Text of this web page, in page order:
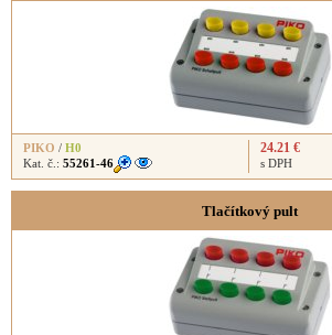
PIKO / H0
Kat. č.: 55261-46
24.21 €
s DPH
Tlačítkový pult